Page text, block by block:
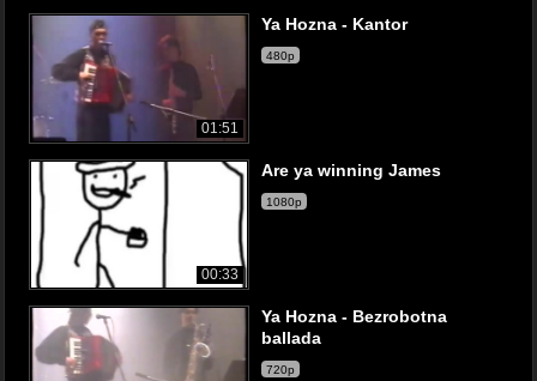
01:51
Ya Hozna - Kantor
480p
00:33
Are ya winning James
1080p
Ya Hozna - Bezrobotna
ballada
720p